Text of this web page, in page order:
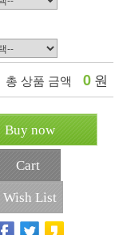
총 상품 금액 0 원
Buy now
Cart
Wish List